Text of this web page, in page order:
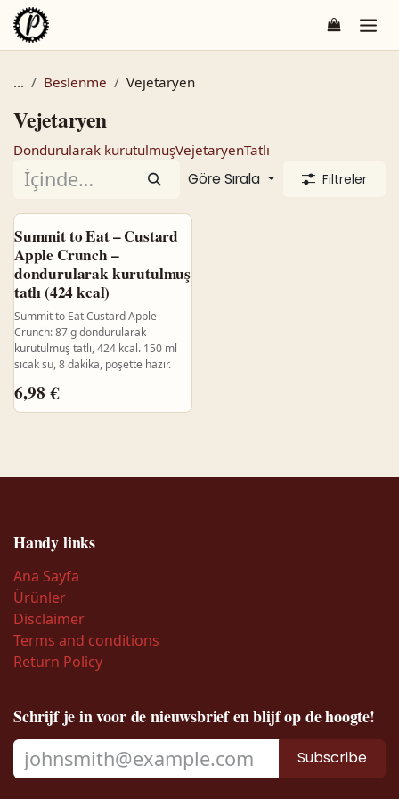
İçereği Atla
... Beslenme Vejetaryen
Vejetaryen
Dondurularak kurutulmuşVejetaryenTatlı
Göre Sırala Filtreler
Summit to Eat – Custard
Apple Crunch –
dondurularak kurutulmuş
tatlı (424 kcal)
Summit to Eat Custard Apple
Crunch: 87 g dondurularak
kurutulmuş tatlı, 424 kcal. 150 ml
sıcak su, 8 dakika, poşette hazır.
6,98 €
Handy links
Ana Sayfa
Ürünler
Disclaimer
Terms and conditions
Return Policy
Schrijf je in voor de nieuwsbrief en blijf op de hoogte!
Subscribe